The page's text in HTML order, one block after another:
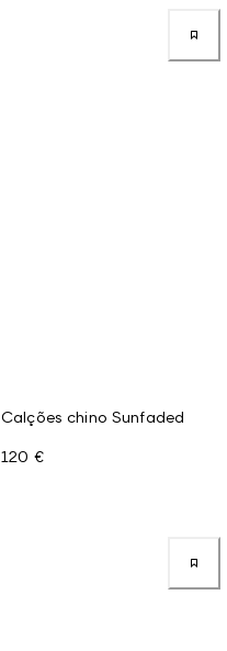
Calções chino Sunfaded
120 €